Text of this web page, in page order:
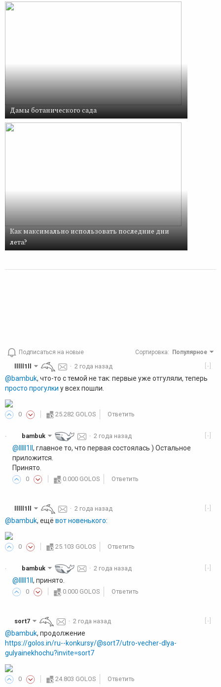
Дамы ботанического сада
Как максимально использовать последние дни
лета?
Подписаться на новые Сортировка: Популярное
[-]
lllll1ll ·2 года назад
@bambuk, что-то с темой не так: первые уже отгуляли, теперь
просто прогулки у всех пошли.
0 25.282 GOLOS Ответить
· [-]
bambuk · 2 года назад
@lllll1ll , главное то, что первая состоялась ) Остальное
приложится.
Принято.
0 0.000 GOLOS Ответить
[-]
lllll1ll ·2 года назад
@bambuk, ещё вот новенького:
0 25.103 GOLOS Ответить
· [-]
bambuk · 2 года назад
@lllll1ll , принято.
0 0.000 GOLOS Ответить
[-]
sort7 ·2 года назад
@bambuk, продолжение
https://golos.in/ru--konkursy/@sort7/utro-vecher-dlya-
gulyainekhochu?invite=sort7
0 24.803 GOLOS Ответить